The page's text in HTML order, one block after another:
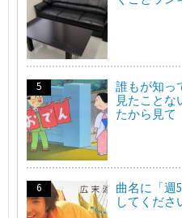
誰もが知っ
見たことな
たから見て
曲名に「週
してくださ